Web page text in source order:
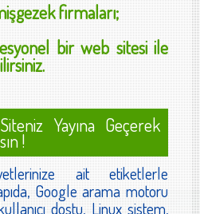
firmaları;
bir web sitesi ile
Yayına Geçerek
!
ait etiketlerle
Google arama motoru
dostu, Linux sistem,